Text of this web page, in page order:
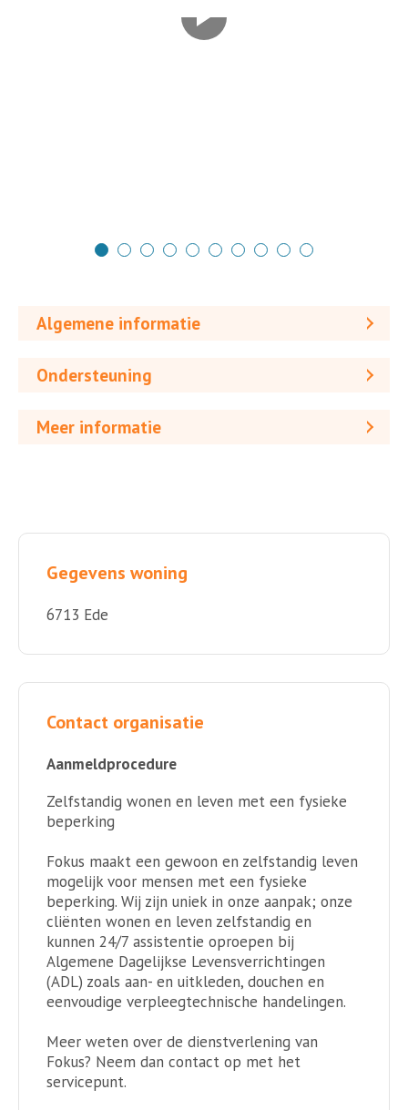
Algemene informatie
Ondersteuning
Meer informatie
Gegevens woning
6713 Ede
Contact organisatie
Aanmeldprocedure
Zelfstandig wonen en leven met een fysieke
beperking
Fokus maakt een gewoon en zelfstandig leven
mogelijk voor mensen met een fysieke
beperking. Wij zijn uniek in onze aanpak; onze
cliënten wonen en leven zelfstandig en
kunnen 24/7 assistentie oproepen bij
Algemene Dagelijkse Levensverrichtingen
(ADL) zoals aan- en uitkleden, douchen en
eenvoudige verpleegtechnische handelingen.
Meer weten over de dienstverlening van
Fokus? Neem dan contact op met het
servicepunt.